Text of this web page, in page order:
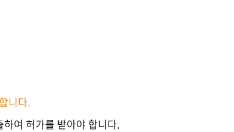
니다.
여 허가를 받아야 합니다.